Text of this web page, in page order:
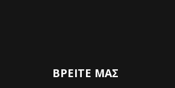
ΒΡΕΊΤΕ ΜΑΣ